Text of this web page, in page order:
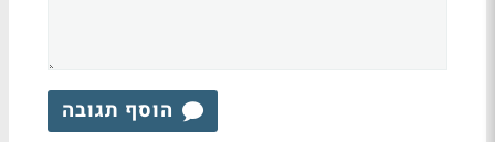
הוסף תגובה